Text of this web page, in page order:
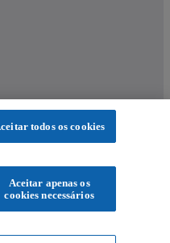
todos os cookies
Aceitar apenas os
cookies necessários